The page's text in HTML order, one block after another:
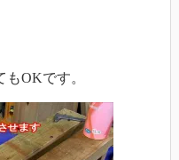
OKです。